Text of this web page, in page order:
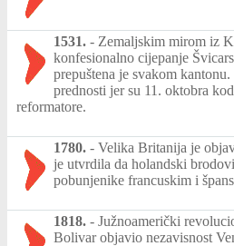
1531. - Zemaljskim mirom iz
konfesionalno cijepanje
prepuštena je svakom
prednosti jer su 11. oktobra
reformatore.
1780. - Velika Britanija je
je utvrdila da holandski
pobunjenike francuskim i
1818. - Južnoamerički
Bolivar objavio nezavisnost